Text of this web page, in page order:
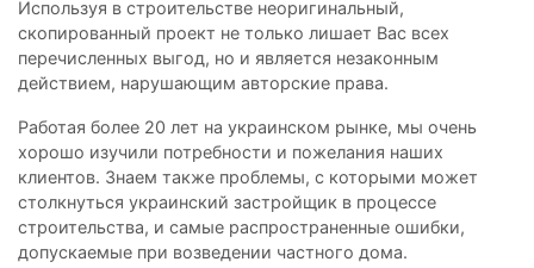
Используя в строительстве неоригинальный,
скопированный проект не только лишает Вас всех
перечисленных выгод, но и является незаконным
действием, нарушающим авторские права.
Работая более 20 лет на украинском рынке, мы очень
хорошо изучили потребности и пожелания наших
клиентов. Знаем также проблемы, с которыми может
столкнуться украинский застройщик в процессе
строительства, и самые распространенные ошибки,
допускаемые при возведении частного дома.